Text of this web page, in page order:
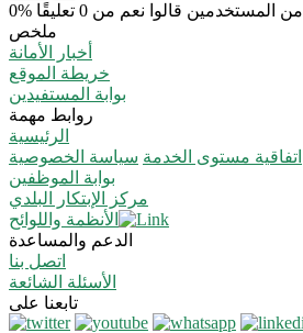
0% من المستخدمين قالوا نعم من 0 تعليقًا
ملخص
أخبار الأمانة
خريطة الموقع
بوابة المستفيدين
روابط مهمة
الرئيسية
سياسة الخصوصية اتفاقية مستوى الخدمة
بوابة الموظفين
مركز الإبتكار البلدي
الأنظمة واللوائح
الدعم والمساعدة
اتصل بنا
الأسئلة الشائعة
تابعنا على